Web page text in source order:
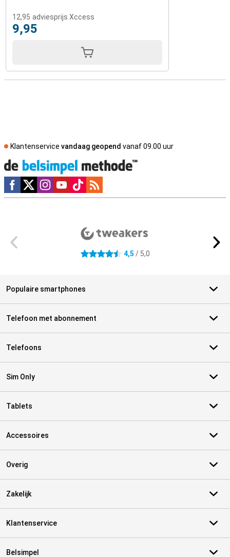
12,95 adviesprijs Xccess
9,95
Klantenservice vandaag geopend vanaf 09.00 uur
Social media
4.5 sterren 4,5 / 5,0
Populaire smartphones
Telefoon met abonnement
Telefoons
Sim Only
Tablets
Accessoires
Overig
Zakelijk
Klantenservice
Belsimpel